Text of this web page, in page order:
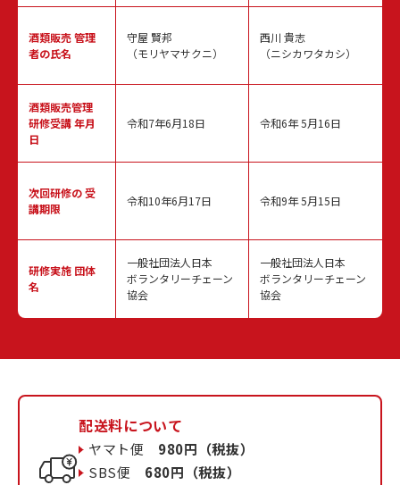
酒類販売管理
者の氏名
酒類販売管理
研修受講 年月
日
次回研修の受
講期限
研修実施 団体
名
守屋 賢邦
（モリヤマサクニ）
令和7年6月18日
令和10年6月17日
一般社団法人日本
ボランタリーチェーン
協会
西川 貴志
（ニシカワタカシ）
令和6年 5月16日
令和9年 5月15日
一般社団法人日本
ボランタリーチェーン
協会
配送料について
ヤマト便 980円（税抜）
SBS便 680円（税抜）